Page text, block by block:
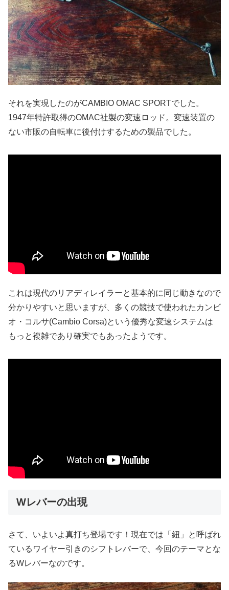
それを実現したのがCAMBIO OMAC SPORTでした。
1947年特許取得のOMAC社製の変速ロッド。変速装置の
ない市販の自転車に後付けするための製品でした。
これは現代のリアディレイラーと基本的に同じ動きなので
分かりやすいと思いますが、多くの競技で使われたカンビ
オ・コルサ(Cambio Corsa)という優秀な変速システムは
もっと複雑であり確実でもあったようです。
Wレバーの出現
さて、いよいよ真打ち登場です！現在では「紐」と呼ばれ
ているワイヤー引きのシフトレバーで、今回のテーマとな
るWレバーなのです。